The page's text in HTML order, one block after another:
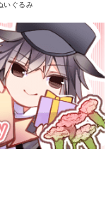
いぐるみ